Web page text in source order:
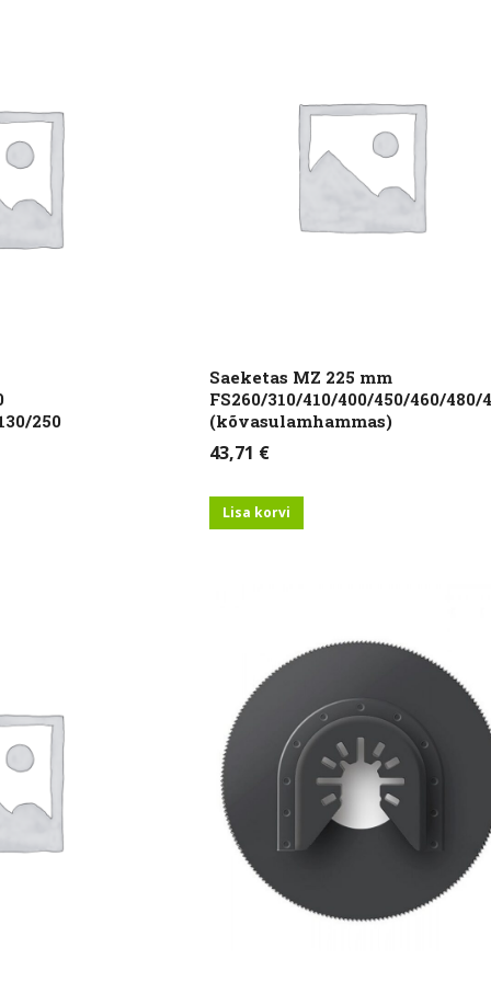
250
Saeketas MZ 225 mm
FS260/310/410/400/450/460/480/
(kõvasulamhammas)
43,71 €
Lisa korvi